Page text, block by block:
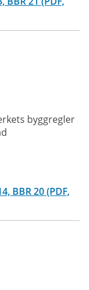
byggregler
BBR 20 (PDF,